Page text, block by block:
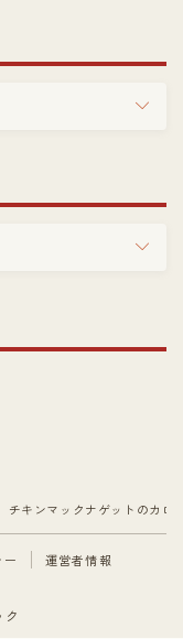
チキンマックナゲットのカロ
運営者情報
ク